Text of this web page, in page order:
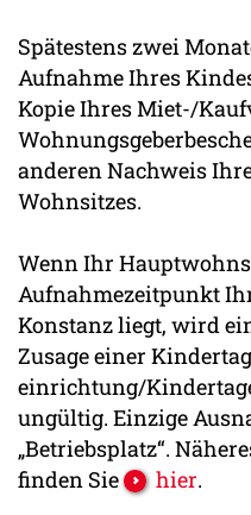
Spätestens zwei
Aufnahme Ihres
Kopie Ihres Miet-/
anderen Nachweis
Wohnsitzes.
Wenn Ihr
Aufnahmezeitpunkt
Konstanz liegt, wird
Zusage einer
einrichtung/
ungültig. Einzige
„Betriebsplatz“.
finden Sie
hier.